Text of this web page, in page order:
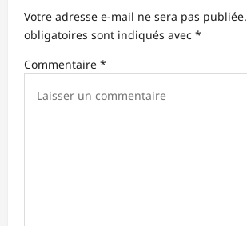
’
a
r
Votre adresse e-mail ne sera pas publiée.
obligatoires sont indiqués avec *
Commentaire *